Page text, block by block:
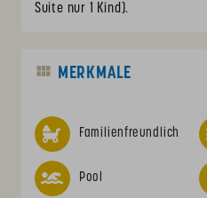
Suite nur 1 Kind).
MERKMALE
Familienfreundlich
Pool